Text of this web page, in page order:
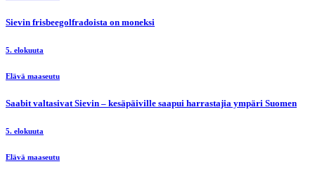
Sievin frisbeegolfradoista on moneksi
5. elokuuta
Elävä maaseutu
Saabit valtasivat Sievin – kesäpäiville saapui harrastajia ympäri Suomen
5. elokuuta
Elävä maaseutu